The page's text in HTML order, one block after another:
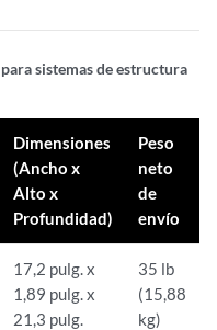
sistemas de estructura
Dimensiones
(Ancho x
Alto x
Profundidad)
Peso
neto
de
envío
17,2 pulg. x
1,89 pulg. x
21,3 pulg.
35 lb
(15,88
kg)